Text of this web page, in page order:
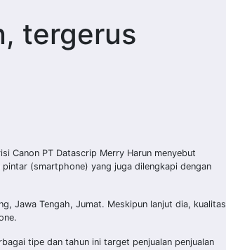
tergerus
Canon PT Datascrip Merry Harun menyebut
(smartphone) yang juga dilengkapi dengan
Jawa Tengah, Jumat. Meskipun lanjut dia, kualitas
tipe dan tahun ini target penjualan penjualan